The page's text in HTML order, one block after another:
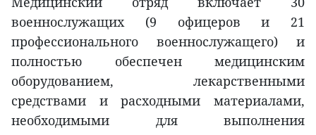
военнослужащих (9 офицеров и 21
профессионального военнослужащего) и
полностью обеспечен медицинским
оборудованием, лекарственными
средствами и расходными материалами,
необходимыми для выполнения